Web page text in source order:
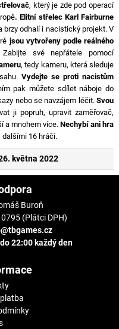
, který je zde pod operací
. Elitní střelec Karl Fairburne
odhalí i nacistický projekt. V
jsou vytvořeny podle reálného
své nepřátele pomocí
, tedy kameru, která sleduje
Vydejte se proti nacistům
pak můžete sdílet náboje do
nebo se navzájem léčit.Svou
ji popruh, upravit zaměřovač,
a mnohem více.Nechybí ani hra
16 hráči.
května 2022
Buroň
(Plátci DPH)
22:00 každý den